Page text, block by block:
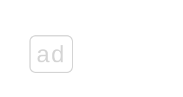
ad